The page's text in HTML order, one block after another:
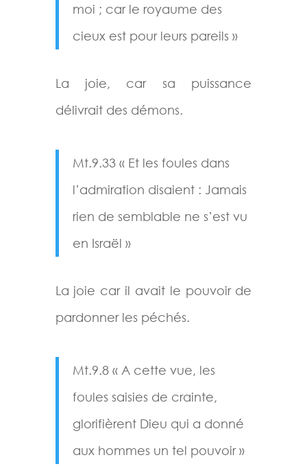
moi ; car le royaume des
cieux est pour leurs pareils »
La joie, car sa puissance
délivrait des démons.
Mt.9.33 « Et les foules dans
l’admiration disaient : Jamais
rien de semblable ne s’est vu
en Israël »
La joie car il avait le pouvoir de
pardonner les péchés.
Mt.9.8 « A cette vue, les
foules saisies de crainte,
glorifièrent Dieu qui a donné
aux hommes un tel pouvoir »